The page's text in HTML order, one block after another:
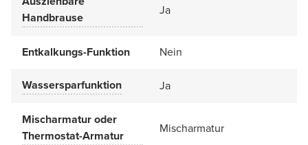
Handbrause
Ja
Entkalkungs-Funktion Nein
Wassersparfunktion Ja
Mischarmatur oder
Thermostat-Armatur
Mischarmatur